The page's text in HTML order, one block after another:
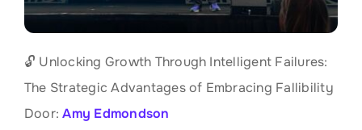
🔓 Unlocking Growth Through Intelligent Failures:
The Strategic Advantages of Embracing Fallibility
Door:Amy Edmondson